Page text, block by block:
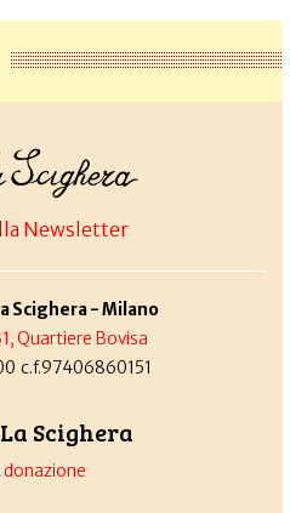
Newsletter
Scighera - Milano
Quartiere Bovisa
c.f.97406860151
Scighera
donazione